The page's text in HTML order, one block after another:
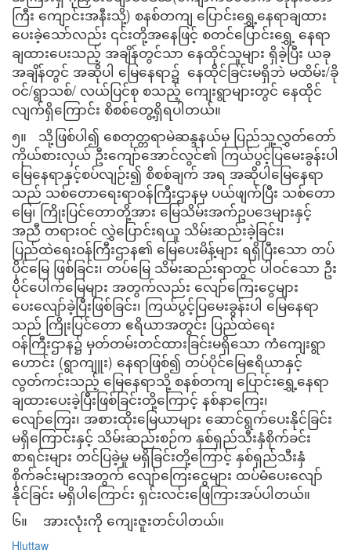
ကြီး ကျောင်းအနီးသို့) စနစ်တကျ ပြောင်းရွှေ့နေရာချထား
ပေးခဲ့သော်လည်း ၎င်းတို့အနေဖြင့် စတင်ပြောင်းရွှေ့ နေရာ
ချထားပေးသည့် အချိန်တွင်သာ နေထိုင်သူများ ရှိခဲ့ပြီး ယခု
အချိန်တွင် အဆိုပါ မြေနေရာ၌ နေထိုင်ခြင်းမရှိဘဲ မထိမ်း/ခို
ဝင်/ရွာသစ်/ လယ်ပြင်စု စသည့် ကျေးရွာများတွင် နေထိုင်
လျက်ရှိကြောင်း စိစစ်တွေ့ရှိရပါတယ်။
၅။ သို့ဖြစ်ပါ၍ စေတုတ္တရာမဲဆန္ဒနယ်မှ ပြည်သူ့လွှတ်တော်
ကိုယ်စားလှယ် ဦးကျော်အောင်လွင်၏ ကြယ်ပွင့်ပြမေးခွန်းပါ
မြေနေရာနှင့်စပ်လျဉ်း၍ စိစစ်ချက် အရ အဆိုပါမြေနေရာ
သည် သစ်တောရေးရာဝန်ကြီးဌာနမှ ပယ်ဖျက်ပြီး သစ်တော
မြေ၊ ကြိုးပြင်တောတို့အား မြေသိမ်းအက်ဥပဒေများနှင့်
အညီ တရားဝင် လွှဲပြောင်းရယူ သိမ်းဆည်းခဲ့ခြင်း၊
ပြည်ထဲရေးဝန်ကြီးဌာန၏ မြေပေးမိန့်များ ရရှိပြီးသော တပ်
ပိုင်မြေ ဖြစ်ခြင်း၊ တပ်မြေ သိမ်းဆည်းရာတွင် ပါဝင်သော ဦး
ပိုင်ပေါက်မြေများ အတွက်လည်း လျော်ကြေးငွေများ
ပေးလျော်ခဲ့ပြီးဖြစ်ခြင်း၊ ကြယ်ပွင့်ပြမေးခွန်းပါ မြေနေရာ
သည် ကြိုးပြင်တော ဧရိယာအတွင်း ပြည်ထဲရေး
ဝန်ကြီးဌာန၌ မှတ်တမ်းတင်ထားခြင်းမရှိသော ကံကျေးရွာ
ဟောင်း (ရွာကျူး) နေရာဖြစ်၍ တပ်ပိုင်မြေဧရိယာနှင့်
လွတ်ကင်းသည့် မြေနေရာသို့ စနစ်တကျ ပြောင်းရွှေ့နေရာ
ချထားပေးခဲ့ပြီးဖြစ်ခြင်းတို့ကြောင့် နစ်နာကြေး၊
လျော်ကြေး၊ အစားထိုးမြေယာများ ဆောင်ရွက်ပေးနိုင်ခြင်း
မရှိကြောင်းနှင့် သိမ်းဆည်းစဉ်က နှစ်ရှည်သီးနှံစိုက်ခင်း
စာရင်းများ တင်ပြခဲ့မှု မရှိခြင်းတို့ကြောင့် နှစ်ရှည်သီးနှံ
စိုက်ခင်းများအတွက် လျော်ကြေးငွေများ ထပ်မံပေးလျော်
နိုင်ခြင်း မရှိပါကြောင်း ရှင်းလင်းဖြေကြားအပ်ပါတယ်။
၆။ အားလုံးကို ကျေးဇူးတင်ပါတယ်။
Hluttaw